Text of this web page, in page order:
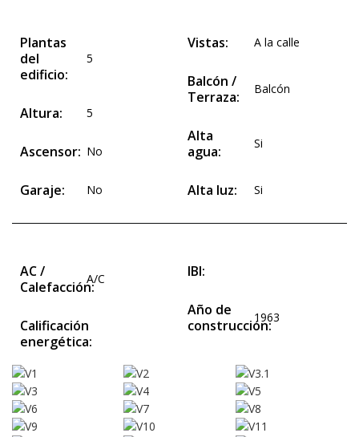
Plantas
del
edificio:
5
Altura: 5
Ascensor: No
Garaje: No
Vistas: A la calle
Balcón /
Terraza:
Balcón
Alta
agua:
Si
Alta luz: Si
AC /
Calefacción:A/C
Calificación
energética:
IBI:
Año de
construcción:
1963